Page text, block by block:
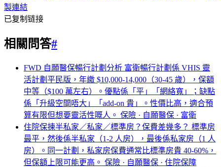
製連結
已复制链接
相關問答#
FWD 自願醫保暢行計劃分析 富衛暢行計劃係 VHIS 靈
活計劃平民版，年繳 $10,000-14,000（30-45 歲），保額
中等（$100 萬左右）。優點係「平」「網絡寬」；缺點
係「升級空間唔大」「add-on 貴」。性價比高，適合預
算有限但想要靈活性嘅人。 保險 · 自願醫保 · 富衛
住院保揀半私家／私家／標準房？保費差幾多？ 標準房
最平，然後係半私家（1-2 人房），最後係私家房（1 人
房）。同一計劃，私家房保費通常比標準房貴 40-60%，
但保額上限可能更高。 保險 · 自願醫保 · 住院保障